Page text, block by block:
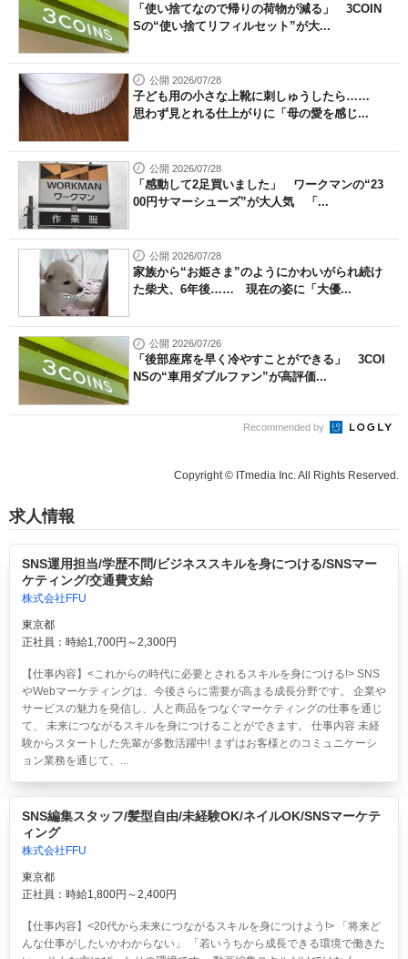
「使い捨てなので帰りの荷物が減る」 3COIN
Sの“使い捨てリフィルセット”が大...
公開 2026/07/28
子ども用の小さな上靴に刺しゅうしたら……
思わず見とれる仕上がりに「母の愛を感じ...
公開 2026/07/28
「感動して2足買いました」 ワークマンの“23
00円サマーシューズ”が大人気 「...
公開 2026/07/28
家族から“お姫さま”のようにかわいがられ続け
た柴犬、6年後…… 現在の姿に「大優...
公開 2026/07/26
「後部座席を早く冷やすことができる」 3COI
NSの“車用ダブルファン”が高評価...
Recommended by
Copyright © ITmedia Inc. All Rights Reserved.
求人情報
SNS運用担当/学歴不問/ビジネススキルを身につける/SNSマー
ケティング/交通費支給
株式会社FFU
東京都
正社員：時給1,700円～2,300円
【仕事内容】<これからの時代に必要とされるスキルを身につける!> SNS
やWebマーケティングは、今後さらに需要が高まる成長分野です。 企業や
サービスの魅力を発信し、人と商品をつなぐマーケティングの仕事を通じ
て、 未来につながるスキルを身につけることができます。 仕事内容 未経
験からスタートした先輩が多数活躍中! まずはお客様とのコミュニケーシ
ョン業務を通じて、...
SNS編集スタッフ/髪型自由/未経験OK/ネイルOK/SNSマーケテ
ィング
株式会社FFU
東京都
正社員：時給1,800円～2,400円
【仕事内容】<20代から未来につながるスキルを身につけよう!> 「将来ど
んな仕事がしたいかわからない」 「若いうちから成長できる環境で働きた